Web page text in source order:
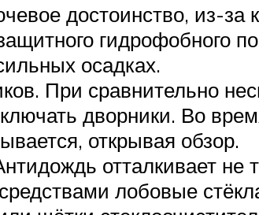
достоинство, из-за
гидрофобного
осадках.
При сравнительно
дворники. Во
открывая обзор.
отталкивает
лобовые